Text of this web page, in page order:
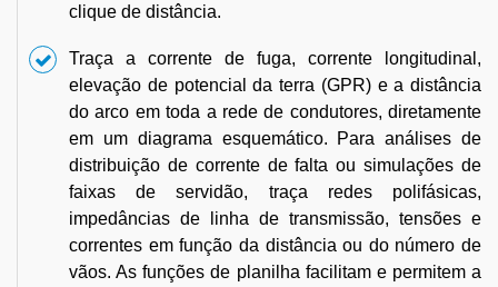
clique de distância.
Traça a corrente de fuga, corrente longitudinal,
elevação de potencial da terra (GPR) e a distância
do arco em toda a rede de condutores, diretamente
em um diagrama esquemático. Para análises de
distribuição de corrente de falta ou simulações de
faixas de servidão, traça redes polifásicas,
impedâncias de linha de transmissão, tensões e
correntes em função da distância ou do número de
vãos. As funções de planilha facilitam e permitem a